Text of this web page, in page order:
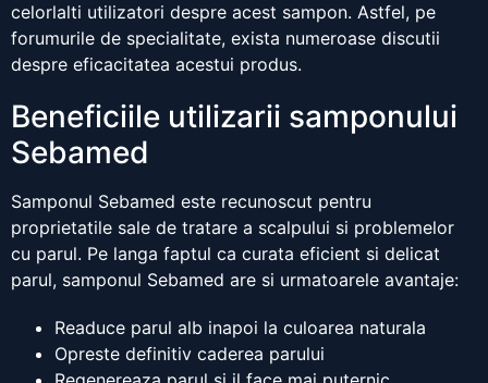
celorlalti utilizatori despre acest sampon. Astfel, pe
forumurile de specialitate, exista numeroase discutii
despre eficacitatea acestui produs.
Beneficiile utilizarii samponului
Sebamed
Samponul Sebamed este recunoscut pentru
proprietatile sale de tratare a scalpului si problemelor
cu parul. Pe langa faptul ca curata eficient si delicat
parul, samponul Sebamed are si urmatoarele avantaje:
Readuce parul alb inapoi la culoarea naturala
Opreste definitiv caderea parului